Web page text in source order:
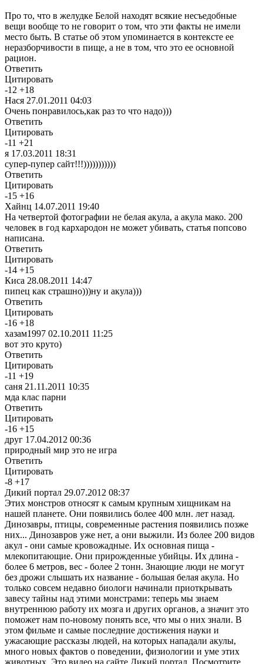
Про то, что в желудке Белой находят всякие несъедобные
вещи вообще то не говорит о том, что эти факты не имели
место быть. В статье об этом упоминается в контексте ее
неразборчивости в пище, а не в том, что это ее основной
рацион.
Ответить
Цитировать
-12 +18
Нася 27.01.2011 04:03
Очень понравилось,как раз то что надо)))
Ответить
Цитировать
-11 +21
я 17.03.2011 18:31
супер-пупер сайт!!!)))))))))))
Ответить
Цитировать
-15 +16
Хайнц 14.07.2011 19:40
На четвертой фотографии не белая акула, а акула мако. 200
человек в год кархародон не может убивать, статья попсово
написана.
Ответить
Цитировать
-14 +15
Киса 28.08.2011 14:47
пипец как страшно)))ну и акула)))
Ответить
Цитировать
-16 +18
хазам1997 02.10.2011 11:25
вот это круто)
Ответить
Цитировать
-11 +19
саня 21.11.2011 10:35
мда клас парни
Ответить
Цитировать
-16 +15
друг 17.04.2012 00:36
природный мир это не игра
Ответить
Цитировать
-8 +17
Дикий портал 29.07.2012 08:37
Этих монстров относят к самым крупным хищникам на
нашей планете. Они появились более 400 млн. лет назад.
Динозавры, птицы, современные растения появились позже
них... Динозавров уже нет, а они выжили. Из более 200 видов
акул - они самые кровожадные. Их основная пища -
млекопитающие. Они прирожденные убийцы. Их длина -
более 6 метров, вес - более 2 тонн. Знающие люди не могут
без дрожи слышать их название - большая белая акула. Но
только совсем недавно биологи начинали приоткрывать
завесу тайны над этими монстрами: теперь мы знаем
внутреннюю работу их мозга и других органов, а значит это
поможет нам по-новому понять все, что мы о них знали. В
этом фильме и самые последние достижения науки и
ужасающие рассказы людей, на которых нападали акулы,
много новых фактов о поведении, физиологии и уме этих
животных. Это видео на сайте Дикий портал. Посмотрите